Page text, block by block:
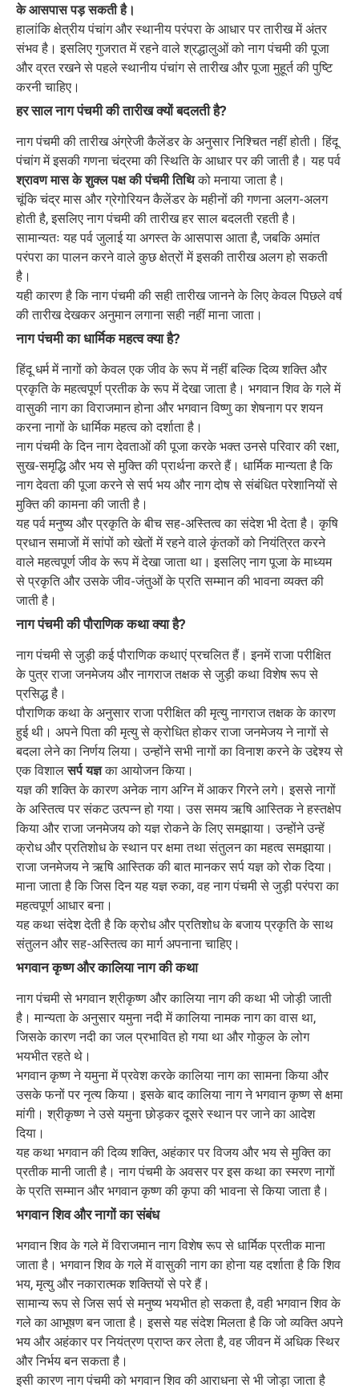
के आसपास पड़ सकती है।
हालांकि क्षेत्रीय पंचांग और स्थानीय परंपरा के आधार पर तारीख में अंतर
संभव है। इसलिए गुजरात में रहने वाले श्रद्धालुओं को नाग पंचमी की पूजा
और व्रत रखने से पहले स्थानीय पंचांग से तारीख और पूजा मुहूर्त की पुष्टि
करनी चाहिए।
हर साल नाग पंचमी की तारीख क्यों बदलती है?
नाग पंचमी की तारीख अंग्रेजी कैलेंडर के अनुसार निश्चित नहीं होती। हिंदू
पंचांग में इसकी गणना चंद्रमा की स्थिति के आधार पर की जाती है। यह पर्व
श्रावण मास के शुक्ल पक्ष की पंचमी तिथिको मनाया जाता है।
चूंकि चंद्र मास और ग्रेगोरियन कैलेंडर के महीनों की गणना अलग-अलग
होती है, इसलिए नाग पंचमी की तारीख हर साल बदलती रहती है।
सामान्यतः यह पर्व जुलाई या अगस्त के आसपास आता है, जबकि अमांत
परंपरा का पालन करने वाले कुछ क्षेत्रों में इसकी तारीख अलग हो सकती
है।
यही कारण है कि नाग पंचमी की सही तारीख जानने के लिए केवल पिछले वर्ष
की तारीख देखकर अनुमान लगाना सही नहीं माना जाता।
नाग पंचमी का धार्मिक महत्व क्या है?
हिंदू धर्म में नागों को केवल एक जीव के रूप में नहीं बल्कि दिव्य शक्ति और
प्रकृति के महत्वपूर्ण प्रतीक के रूप में देखा जाता है। भगवान शिव के गले में
वासुकी नाग का विराजमान होना और भगवान विष्णु का शेषनाग पर शयन
करना नागों के धार्मिक महत्व को दर्शाता है।
नाग पंचमी के दिन नाग देवताओं की पूजा करके भक्त उनसे परिवार की रक्षा,
सुख-समृद्धि और भय से मुक्ति की प्रार्थना करते हैं। धार्मिक मान्यता है कि
नाग देवता की पूजा करने से सर्प भय और नाग दोष से संबंधित परेशानियों से
मुक्ति की कामना की जाती है।
यह पर्व मनुष्य और प्रकृति के बीच सह-अस्तित्व का संदेश भी देता है। कृषि
प्रधान समाजों में सांपों को खेतों में रहने वाले कृंतकों को नियंत्रित करने
वाले महत्वपूर्ण जीव के रूप में देखा जाता था। इसलिए नाग पूजा के माध्यम
से प्रकृति और उसके जीव-जंतुओं के प्रति सम्मान की भावना व्यक्त की
जाती है।
नाग पंचमी की पौराणिक कथा क्या है?
नाग पंचमी से जुड़ी कई पौराणिक कथाएं प्रचलित हैं। इनमें राजा परीक्षित
के पुत्र राजा जनमेजय और नागराज तक्षक से जुड़ी कथा विशेष रूप से
प्रसिद्ध है।
पौराणिक कथा के अनुसार राजा परीक्षित की मृत्यु नागराज तक्षक के कारण
हुई थी। अपने पिता की मृत्यु से क्रोधित होकर राजा जनमेजय ने नागों से
बदला लेने का निर्णय लिया। उन्होंने सभी नागों का विनाश करने के उद्देश्य से
एक विशालसर्प यज्ञका आयोजन किया।
यज्ञ की शक्ति के कारण अनेक नाग अग्नि में आकर गिरने लगे। इससे नागों
के अस्तित्व पर संकट उत्पन्न हो गया। उस समय ऋषि आस्तिक ने हस्तक्षेप
किया और राजा जनमेजय को यज्ञ रोकने के लिए समझाया। उन्होंने उन्हें
क्रोध और प्रतिशोध के स्थान पर क्षमा तथा संतुलन का महत्व समझाया।
राजा जनमेजय ने ऋषि आस्तिक की बात मानकर सर्प यज्ञ को रोक दिया।
माना जाता है कि जिस दिन यह यज्ञ रुका, वह नाग पंचमी से जुड़ी परंपरा का
महत्वपूर्ण आधार बना।
यह कथा संदेश देती है कि क्रोध और प्रतिशोध के बजाय प्रकृति के साथ
संतुलन और सह-अस्तित्व का मार्ग अपनाना चाहिए।
भगवान कृष्ण और कालिया नाग की कथा
नाग पंचमी से भगवान श्रीकृष्ण और कालिया नाग की कथा भी जोड़ी जाती
है। मान्यता के अनुसार यमुना नदी में कालिया नामक नाग का वास था,
जिसके कारण नदी का जल प्रभावित हो गया था और गोकुल के लोग
भयभीत रहते थे।
भगवान कृष्ण ने यमुना में प्रवेश करके कालिया नाग का सामना किया और
उसके फनों पर नृत्य किया। इसके बाद कालिया नाग ने भगवान कृष्ण से क्षमा
मांगी। श्रीकृष्ण ने उसे यमुना छोड़कर दूसरे स्थान पर जाने का आदेश
दिया।
यह कथा भगवान की दिव्य शक्ति, अहंकार पर विजय और भय से मुक्ति का
प्रतीक मानी जाती है। नाग पंचमी के अवसर पर इस कथा का स्मरण नागों
के प्रति सम्मान और भगवान कृष्ण की कृपा की भावना से किया जाता है।
भगवान शिव और नागों का संबंध
भगवान शिव के गले में विराजमान नाग विशेष रूप से धार्मिक प्रतीक माना
जाता है। भगवान शिव के गले में वासुकी नाग का होना यह दर्शाता है कि शिव
भय, मृत्यु और नकारात्मक शक्तियों से परे हैं।
सामान्य रूप से जिस सर्प से मनुष्य भयभीत हो सकता है, वही भगवान शिव के
गले का आभूषण बन जाता है। इससे यह संदेश मिलता है कि जो व्यक्ति अपने
भय और अहंकार पर नियंत्रण प्राप्त कर लेता है, वह जीवन में अधिक स्थिर
और निर्भय बन सकता है।
इसी कारण नाग पंचमी को भगवान शिव की आराधना से भी जोड़ा जाता है